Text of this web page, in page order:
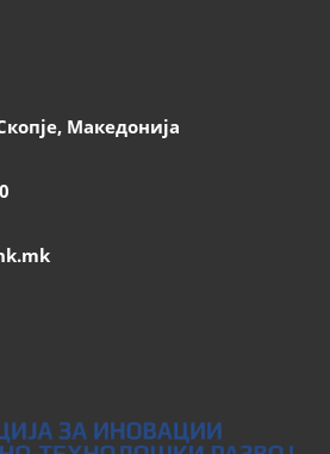
Македонија